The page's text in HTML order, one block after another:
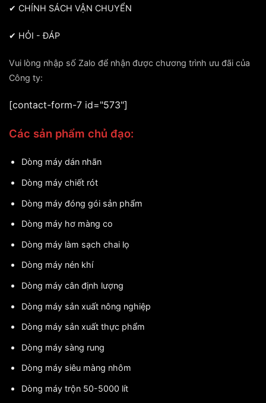
✔ CHÍNH SÁCH VẬN CHUYỂN
✔ HỎI - ĐÁP
Vui lòng nhập số Zalo để nhận được chương trình ưu đãi của
Công ty:
[contact-form-7 id="573"]
Các sản phẩm chủ đạo:
Dòng máy dán nhãn
Dòng máy chiết rót
Dòng máy đóng gói sản phẩm
Dòng máy hơ màng co
Dòng máy làm sạch chai lọ
Dòng máy nén khí
Dòng máy cân định lượng
Dòng máy sản xuất nông nghiệp
Dòng máy sản xuất thực phẩm
Dòng máy sàng rung
Dòng máy siêu màng nhôm
Dòng máy trộn 50-5000 lít